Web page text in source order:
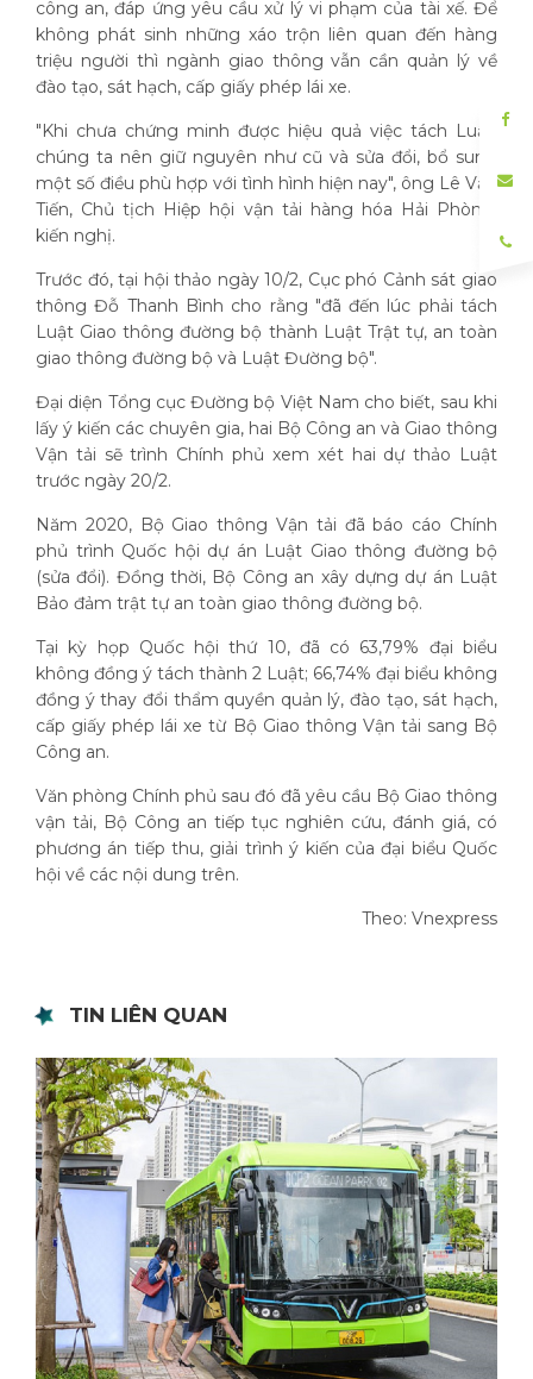
công an, đáp ứng yêu cầu xử lý vi phạm của tài xế. Để
không phát sinh những xáo trộn liên quan đến hàng
triệu người thì ngành giao thông vẫn cần quản lý về
đào tạo, sát hạch, cấp giấy phép lái xe.
"Khi chưa chứng minh được hiệu quả việc tách Luật,
chúng ta nên giữ nguyên như cũ và sửa đổi, bổ sung
một số điều phù hợp với tình hình hiện nay", ông Lê Văn
Tiến, Chủ tịch Hiệp hội vận tải hàng hóa Hải Phòng,
kiến nghị.
Trước đó, tại hội thảo ngày 10/2, Cục phó Cảnh sát giao
thông Đỗ Thanh Bình cho rằng "đã đến lúc phải tách
Luật Giao thông đường bộ thành Luật Trật tự, an toàn
giao thông đường bộ và Luật Đường bộ".
Đại diện Tổng cục Đường bộ Việt Nam cho biết, sau khi
lấy ý kiến các chuyên gia, hai Bộ Công an và Giao thông
Vận tải sẽ trình Chính phủ xem xét hai dự thảo Luật
trước ngày 20/2.
Năm 2020, Bộ Giao thông Vận tải đã báo cáo Chính
phủ trình Quốc hội dự án Luật Giao thông đường bộ
(sửa đổi). Đồng thời, Bộ Công an xây dựng dự án Luật
Bảo đảm trật tự an toàn giao thông đường bộ.
Tại kỳ họp Quốc hội thứ 10, đã có 63,79% đại biểu
không đồng ý tách thành 2 Luật; 66,74% đại biểu không
đồng ý thay đổi thẩm quyền quản lý, đào tạo, sát hạch,
cấp giấy phép lái xe từ Bộ Giao thông Vận tải sang Bộ
Công an.
Văn phòng Chính phủ sau đó đã yêu cầu Bộ Giao thông
vận tải, Bộ Công an tiếp tục nghiên cứu, đánh giá, có
phương án tiếp thu, giải trình ý kiến của đại biểu Quốc
hội về các nội dung trên.
Theo: Vnexpress
TIN LIÊN QUAN